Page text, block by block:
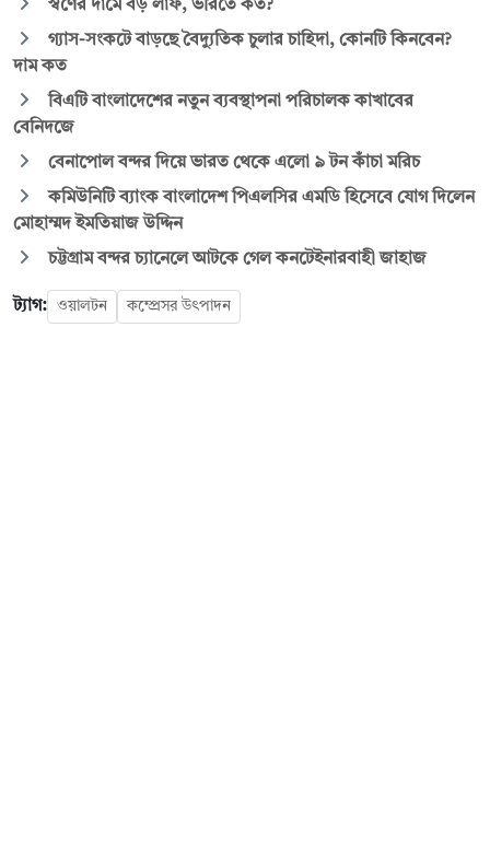
স্বর্ণের দামে বড় লাফ, ভরিতে কত?
গ্যাস-সংকটে বাড়ছে বৈদ্যুতিক চুলার চাহিদা, কোনটি কিনবেন?
দাম কত
বিএটি বাংলাদেশের নতুন ব্যবস্থাপনা পরিচালক কাখাবের
বেনিদজে
বেনাপোল বন্দর দিয়ে ভারত থেকে এলো ৯ টন কাঁচা মরিচ
কমিউনিটি ব্যাংক বাংলাদেশ পিএলসির এমডি হিসেবে যোগ দিলেন
মোহাম্মদ ইমতিয়াজ উদ্দিন
চট্টগ্রাম বন্দর চ্যানেলে আটকে গেল কনটেইনারবাহী জাহাজ
ট্যাগ: ওয়ালটন কম্প্রেসর উৎপাদন